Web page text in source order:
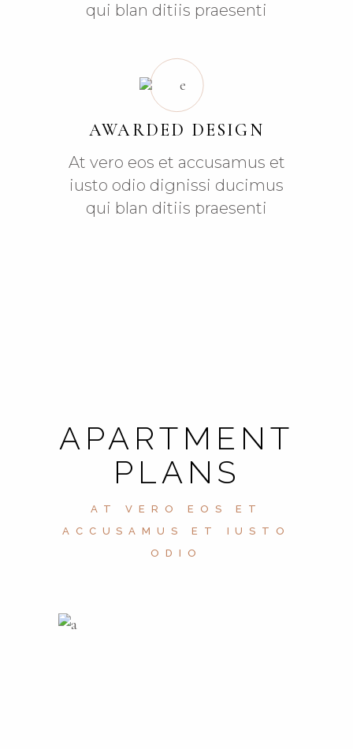
qui blan ditiis praesenti
AWARDED DESIGN
At vero eos et accusamus et
iusto odio dignissi ducimus
qui blan ditiis praesenti
APARTMENT
PLANS
AT VERO EOS ET
ACCUSAMUS ET IUSTO
ODIO